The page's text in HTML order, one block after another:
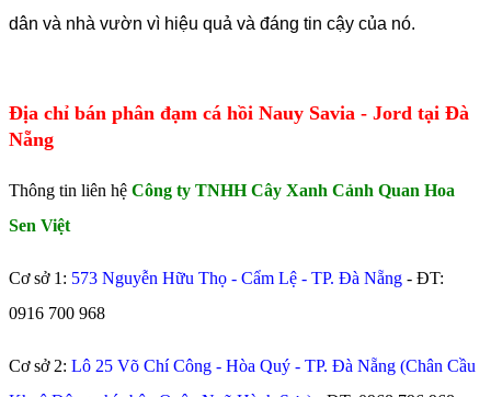
dân và nhà vườn vì hiệu quả và đáng tin cậy của nó.
Địa chỉ bán phân đạm cá hồi Nauy Savia - Jord tại Đà
Nẵng
Thông tin liên hệ Công ty TNHH Cây Xanh Cảnh Quan Hoa
Sen Việt
Cơ sở 1: 573 Nguyễn Hữu Thọ - Cẩm Lệ - TP. Đà Nẵng - ĐT:
0916 700 968
Cơ sở 2: Lô 25 Võ Chí Công - Hòa Quý - TP. Đà Nẵng (Chân Cầu